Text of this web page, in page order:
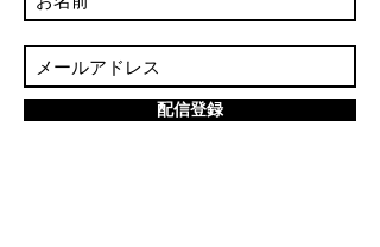
配信登録